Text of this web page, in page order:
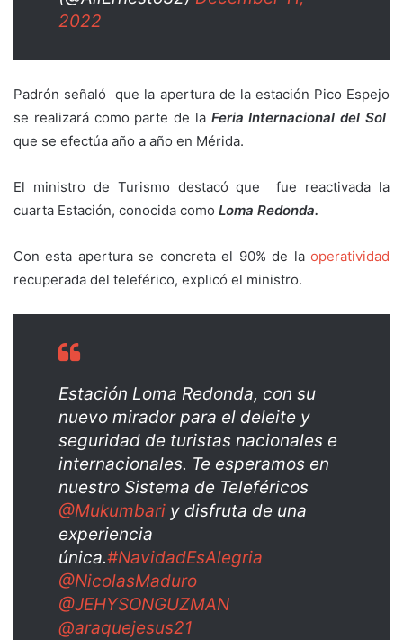
2022
Padrón señaló que la apertura de la estación Pico Espejo
se realizará como parte de la Feria Internacional del Sol
que se efectúa año a año en Mérida.
El ministro de Turismo destacó que fue reactivada la
cuarta Estación, conocida como Loma Redonda.
Con esta apertura se concreta el 90% de la operatividad
recuperada del teleférico, explicó el ministro.
Estación Loma Redonda, con su
nuevo mirador para el deleite y
seguridad de turistas nacionales e
internacionales. Te esperamos en
nuestro Sistema de Teleféricos
@Mukumbari y disfruta de una
experiencia
única.#NavidadEsAlegria
@NicolasMaduro
@JEHYSONGUZMAN
@araquejesus21